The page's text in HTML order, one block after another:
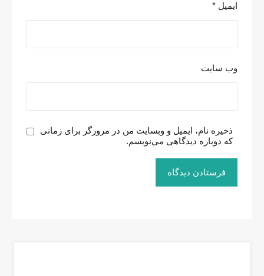
ایمیل *
وب‌ سایت
ذخیره نام، ایمیل و وبسایت من در مرورگر برای زمانی
که دوباره دیدگاهی می‌نویسم.